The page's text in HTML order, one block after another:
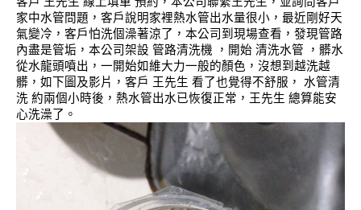
家中水管問題，客戶說明家裡熱水管出水量很小，最近剛好天
氣變冷，客戶怕洗個澡著涼了，本公司到現場查看，發現管路
內盡是管垢，本公司架設 管路清洗機 ，開始 清洗水管 ，髒水
從水龍頭噴出，一開始如維大力一般的顏色，沒想到越洗越
髒，如下圖及影片，客戶 王先生 看了也覺得不舒服， 水管清
洗 約兩個小時後，熱水管出水已恢復正常，王先生 總算能安
心洗澡了。